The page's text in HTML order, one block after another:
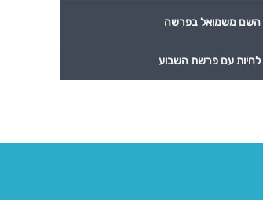
השם משמואל בפרשה
לחיות עם פרשת השבוע